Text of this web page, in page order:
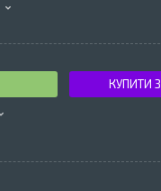
КУПИТИ З